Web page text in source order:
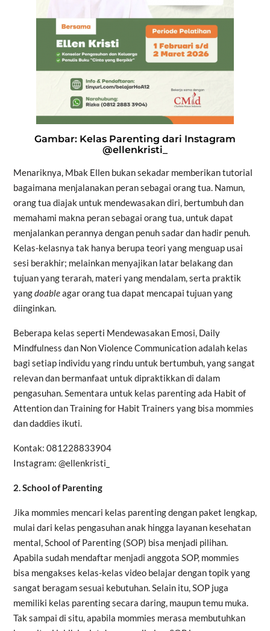
Gambar: Kelas Parenting dari Instagram
@ellenkristi_
Menariknya, Mbak Ellen bukan sekadar memberikan tutorial
bagaimana menjalanakan peran sebagai orang tua. Namun,
orang tua diajak untuk mendewasakan diri, bertumbuh dan
memahami makna peran sebagai orang tua, untuk dapat
menjalankan perannya dengan penuh sadar dan hadir penuh.
Kelas-kelasnya tak hanya berupa teori yang menguap usai
sesi berakhir; melainkan menyajikan latar belakang dan
tujuan yang terarah, materi yang mendalam, serta praktik
yangdoableagar orang tua dapat mencapai tujuan yang
diinginkan.
Beberapa kelas seperti Mendewasakan Emosi, Daily
Mindfulness dan Non Violence Communication adalah kelas
bagi setiap individu yang rindu untuk bertumbuh, yang sangat
relevan dan bermanfaat untuk dipraktikkan di dalam
pengasuhan. Sementara untuk kelas parenting ada Habit of
Attention dan Training for Habit Trainers yang bisa mommies
dan daddies ikuti.
Kontak: 081228833904
Instagram: @ellenkristi_
2.School of Parenting
Jika mommies mencari kelas parenting dengan paket lengkap,
mulai dari kelas pengasuhan anak hingga layanan kesehatan
mental, School of Parenting (SOP) bisa menjadi pilihan.
Apabila sudah mendaftar menjadi anggota SOP, mommies
bisa mengakses kelas-kelas video belajar dengan topik yang
sangat beragam sesuai kebutuhan. Selain itu, SOP juga
memiliki kelas parenting secara daring, maupun temu muka.
Tak sampai di situ, apabila mommies merasa membutuhkan